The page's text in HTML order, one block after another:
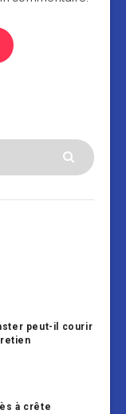
peut-il courir
à crête